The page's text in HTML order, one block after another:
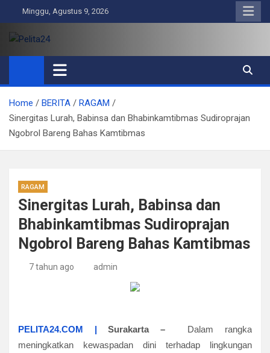
to
content
Minggu, Agustus 9, 2026
Pelita24
Aktual, Mendalam dan Terpercaya
Home BERITA
RAGAM
Sinergitas Lurah, Babinsa dan Bhabinkamtibmas Sudiroprajan
Ngobrol Bareng Bahas Kamtibmas
RAGAM
Sinergitas Lurah, Babinsa dan
Bhabinkamtibmas Sudiroprajan
Ngobrol Bareng Bahas Kamtibmas
7 tahun ago admin
PELITA24.COM | Surakarta –
Dalam rangka
meningkatkan kewaspadan dini terhadap lingkungan